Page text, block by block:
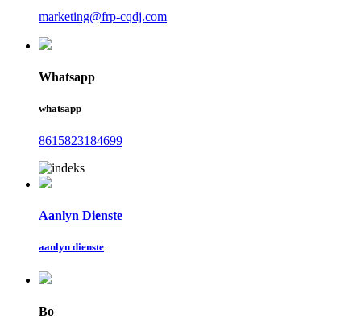
marketing@frp-cqdj.com
Whatsapp
whatsapp
8615823184699
Aanlyn Dienste
aanlyn dienste
Bo